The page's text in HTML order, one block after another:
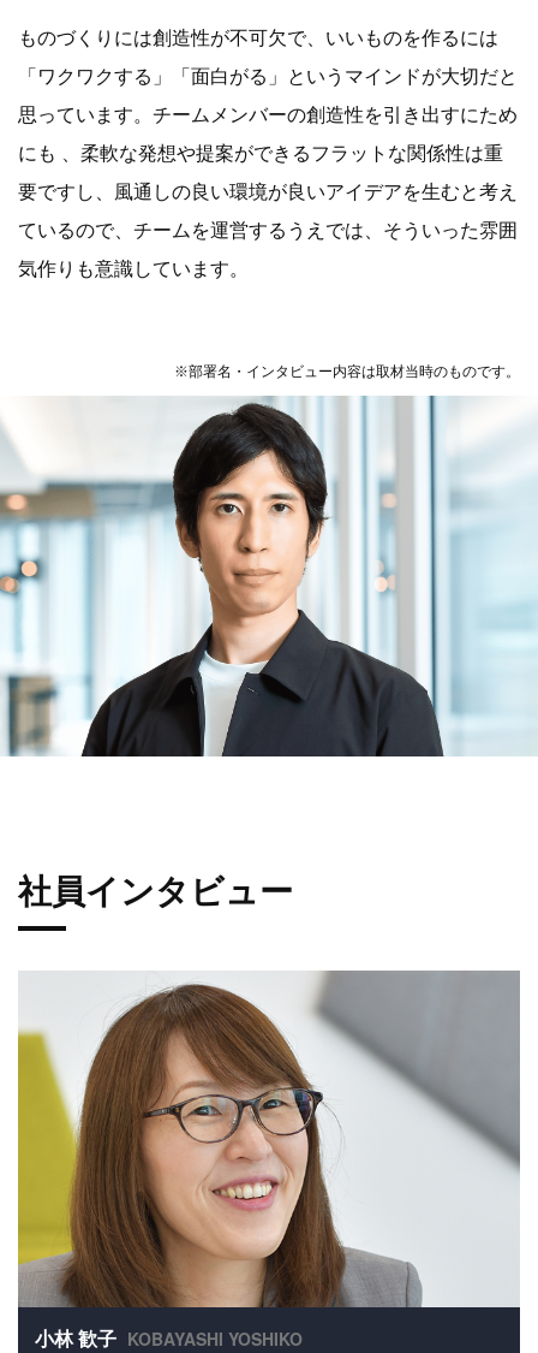
ものづくりには創造性が不可欠で、いいものを作るには
「ワクワクする」「面白がる」というマインドが大切だと
思っています。チームメンバーの創造性を引き出すにため
にも 、柔軟な発想や提案ができるフラットな関係性は重
要ですし、風通しの良い環境が良いアイデアを生むと考え
ているので、チームを運営するうえでは、そういった雰囲
気作りも意識しています。
※部署名・インタビュー内容は取材当時のものです。
社員インタビュー
小林 歓子 KOBAYASHI YOSHIKO